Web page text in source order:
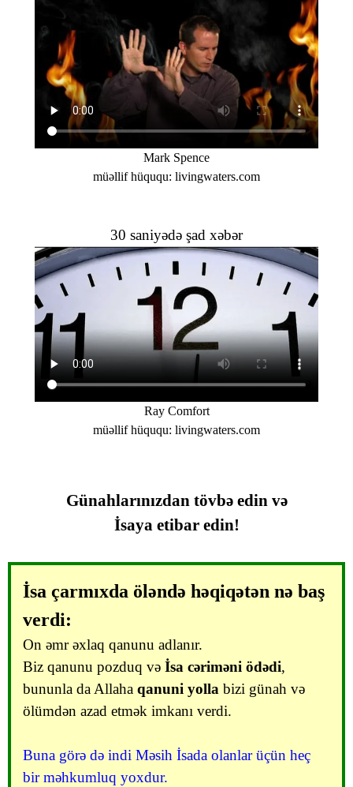
Mark Spence
müəllif hüququ: livingwaters.com
30 saniyədə şad xəbər
Ray Comfort
müəllif hüququ: livingwaters.com
Günahlarınızdan tövbə edin və
İsaya etibar edin!
İsa çarmıxda öləndə həqiqətən nə baş
verdi:
On əmr əxlaq qanunu adlanır.
Biz qanunu pozduq və İsa cəriməni ödədi,
bununla da Allaha qanuni yolla bizi günah və
ölümdən azad etmək imkanı verdi.
Buna görə də indi Məsih İsada olanlar üçün heç
bir məhkumluq yoxdur.